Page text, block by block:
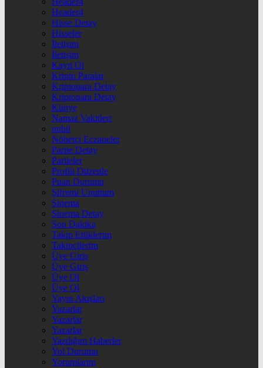
Header4
Hisse Detay
Hisseler
İletişim
İletişim
Kayıt Ol
Kripto Paralar
Kriptopara Detay
Kriptopara Detay
Künye
Namaz Vakitleri
nnbil
Nöbetçi Eczaneler
Parite Detay
Pariteler
Profili Düzenle
Puan Durumu
Şifremi Unuttum
Sinema
Sinema Detay
Son Dakika
Takip Ettiklerim
Takipçilerim
Üye Giriş
Üye Giriş
Üye Ol
Üye Ol
Yayın Akışları
Yazarlar
Yazarlar
Yazarlar
Yazdığım Haberler
Yol Durumu
Yorumlarım